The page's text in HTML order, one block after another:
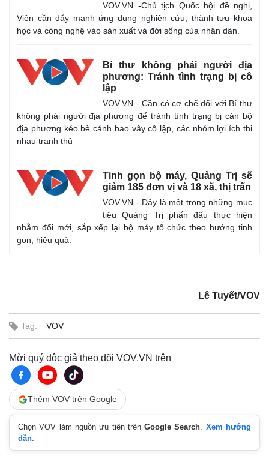
Vụ án
Tin nóng
Tư vấn luật
Việt Nam
Phân tích
VOV.VN -Chủ tịch Quốc hội đề nghị,
Viện cần đẩy mạnh ứng dụng nghiên cứu, thành tựu khoa
học và công nghệ vào sản xuất và đời sống của nhân dân.
Bí thư không phải người địa
phương: Tránh tình trạng bị cô
lập
VOV.VN - Cần có cơ chế đối với Bí thư
không phải người địa phương để tránh tình trạng bị cán bộ
địa phương kéo bè cánh bao vây cô lập, các nhóm lợi ích thi
nhau tranh thủ
Tinh gọn bộ máy, Quảng Trị sẽ
giảm 185 đơn vị và 18 xã, thị trấn
VOV.VN - Đây là một trong những mục
tiêu Quảng Trị phấn đấu thực hiện
nhằm đổi mới, sắp xếp lại bộ máy tổ chức theo hướng tinh
gọn, hiệu quả.
Lê Tuyết/VOV
Tag: VOV
Mời quý độc giả theo dõi VOV.VN trên
Thêm VOV trên Google
Chọn VOV làm nguồn ưu tiên trênGoogle Search. Xem hướng
dẫn.